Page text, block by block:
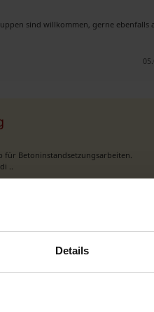
Details
sind willkommen, gerne ebenfalls
Betoninstandsetzungsarbeiten.
..
wir handwerklich geschickte